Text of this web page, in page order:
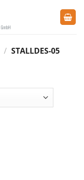
/ STALLDES-05